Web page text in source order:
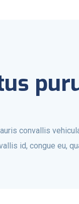
convallis
id, congue eu,